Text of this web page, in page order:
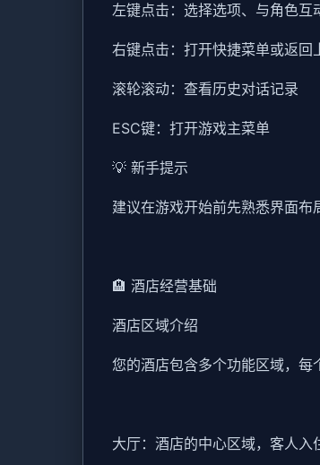
左键点击：选择选项、与角色互
右键点击：打开快捷菜单或返回
滚轮滚动：查看历史对话记录
ESC键：打开游戏主菜单
💡 新手提示
建议在游戏开始前先熟悉界面布
🏨 酒店经营基础
酒店区域介绍
您的酒店包含多个功能区域，每
大厅：酒店的中心区域，客人入